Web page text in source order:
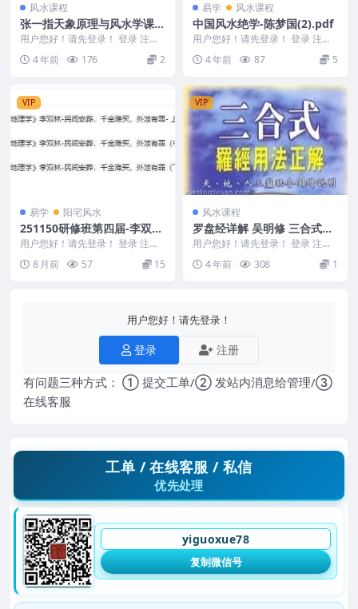
风水课程
张一指天象原理与风水学课程
录音共10讲下载百度盘
用户您好！请先登录！ 登录 注册
张一指 天象原理与风水学 资料编
号:D2256...
4 年前 176 2
易学 风水课程
中国风水绝学-陈梦国(2).pdf
用户您好！请先登录！ 登录 注册
编号：MY2212-200-63 中国风水
绝学...4 年前 87 5
VIP
易学 阳宅风水
251150研修班第四届-李双
林-民间安葬秘法3集视频Y
用户您好！请先登录！ 登录 注册
研修班第四届-李双林-民间安葬秘
法3集视频Y ...
8 月前 57 15
VIP
风水课程
罗盘经详解 吴明修 三合式罗
经用法正解pdf网盘
用户您好！请先登录！ 登录 注册
编号：D22668 吴明修-三合式罗
经用法正解
4 年前 308 1
用户您好！请先登录！
登录 注册
有问题三种方式： ① 提交工单/② 发站内消息给管理/③
在线客服
工单 / 在线客服 / 私信
优先处理
yiguoxue78
复制微信号